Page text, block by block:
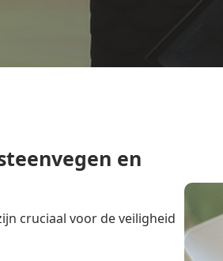
en
cruciaal voor de veiligheid